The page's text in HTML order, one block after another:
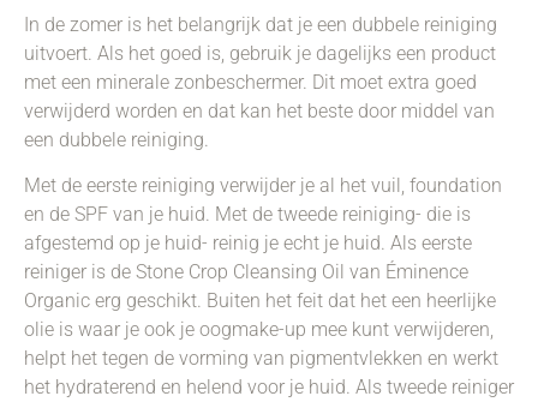
In de zomer is het belangrijk dat je een dubbele reiniging
uitvoert. Als het goed is, gebruik je dagelijks een product
met een minerale zonbeschermer. Dit moet extra goed
verwijderd worden en dat kan het beste door middel van
een dubbele reiniging.
Met de eerste reiniging verwijder je al het vuil, foundation
en de SPF van je huid. Met de tweede reiniging- die is
afgestemd op je huid- reinig je echt je huid. Als eerste
reiniger is de Stone Crop Cleansing Oil van Éminence
Organic erg geschikt. Buiten het feit dat het een heerlijke
olie is waar je ook je oogmake-up mee kunt verwijderen,
helpt het tegen de vorming van pigmentvlekken en werkt
het hydraterend en helend voor je huid. Als tweede reiniger